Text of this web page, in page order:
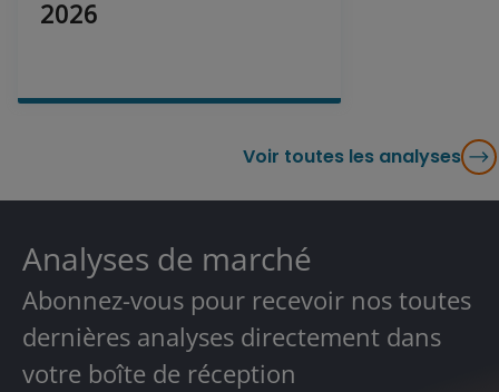
2026
Voir toutes les analyses
Analyses de marché
Abonnez-vous pour recevoir nos toutes
dernières analyses directement dans
votre boîte de réception